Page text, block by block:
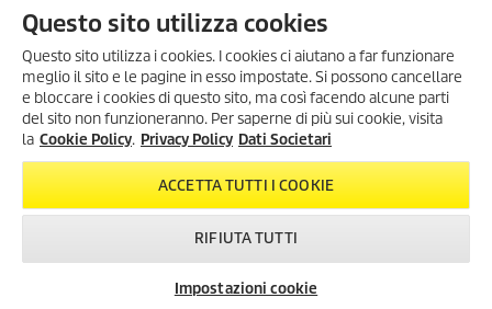
SONO ARRIVATI I SUMMER
DAYS!
Scopri tutte leofferte esclusive,
consconti fino al 35%!
FAQ
LA NOSTRA AZIENDA
INFORMAZIONI GENERALI
INFORMAZIONI LEGALI
Dati Societari
Privacy Policy
Questo sito utilizza cookies
Questo sito utilizza i cookies. I cookies ci aiutano a far funzionare
meglio il sito e le pagine in esso impostate. Si possono cancellare
e bloccare i cookies di questo sito, ma così facendo alcune parti
del sito non funzioneranno. Per saperne di più sui cookie, visita
la Cookie Policy. Privacy Policy Dati Societari
ACCETTA TUTTI I COOKIE
RIFIUTA TUTTI
Impostazioni cookie